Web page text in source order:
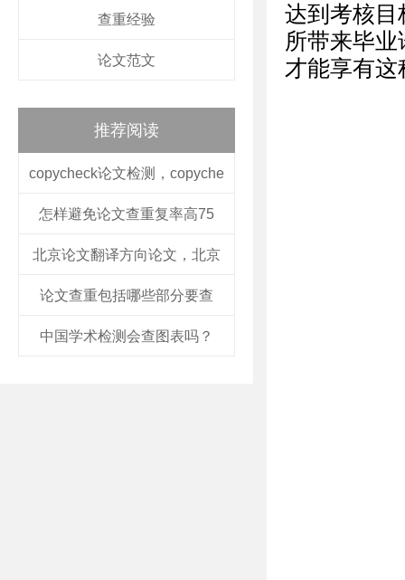
查重经验
论文范文
推荐阅读
copycheck论文检测，copyche
怎样避免论文查重复率高75
北京论文翻译方向论文，北京
论文查重包括哪些部分要查
中国学术检测会查图表吗？
达到考核目
所带来毕
才能享有